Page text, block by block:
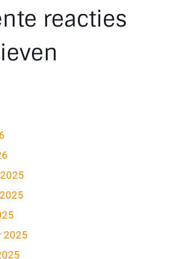
reacties
2025